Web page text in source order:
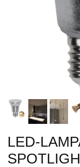
LED-